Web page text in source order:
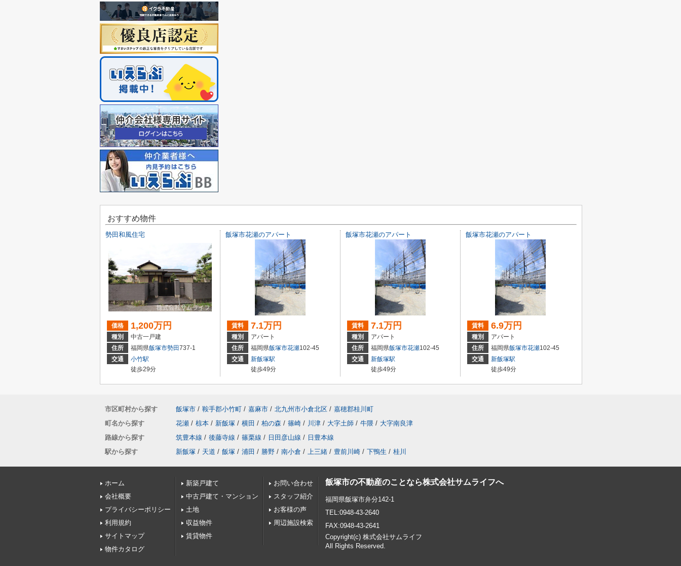
おすすめ物件
勢田和風住宅
価格 1,200万円
種別
中古一戸建
住所
福岡県飯塚市勢田737-1
交通
小竹駅
徒歩29分
飯塚市花瀬のアパート
賃料 7.1万円
種別
アパート
住所
福岡県飯塚市花瀬102-45
交通
新飯塚駅
徒歩49分
飯塚市花瀬のアパート
賃料 7.1万円
種別
アパート
住所
福岡県飯塚市花瀬102-45
交通
新飯塚駅
徒歩49分
飯塚市花瀬のアパート
賃料 6.9万円
種別
アパート
住所
福岡県飯塚市花瀬102-45
交通
新飯塚駅
徒歩49分
市区町村から探す 飯塚市 / 鞍手郡小竹町 / 嘉麻市 / 北九州市小倉北区 / 嘉穂郡桂川町
町名から探す
花瀬 / 椋本 / 新飯塚 / 横田 / 柏の森 / 篠崎 / 川津 / 大字土師 / 牛隈 / 大字南良津
路線から探す
筑豊本線 / 後藤寺線 / 篠栗線 / 日田彦山線 / 日豊本線
駅から探す
新飯塚 / 天道 / 飯塚 / 浦田 / 勝野 / 南小倉 / 上三緒 / 豊前川崎 / 下鴨生 / 桂川
ホーム
会社概要
プライバシーポリシー
利用規約
サイトマップ
物件カタログ
新築戸建て
中古戸建て・マンション
土地
収益物件
賃貸物件
お問い合わせ
スタッフ紹介
お客様の声
周辺施設検索
飯塚市の不動産のことなら株式会社サムライフへ
福岡県飯塚市弁分142-1
TEL:0948-43-2640
FAX:0948-43-2641
Copyright(c) 株式会社サムライフ
All Rights Reserved.